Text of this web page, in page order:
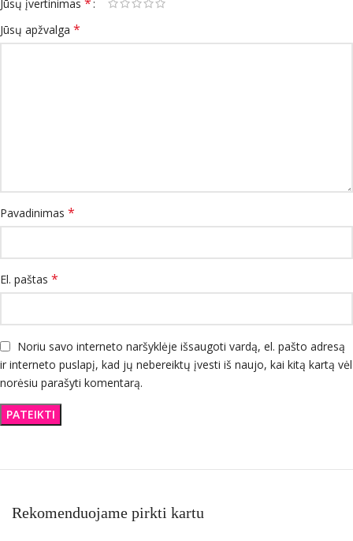
Jūsų įvertinimas
Jūsų apžvalga *
Pavadinimas *
El. paštas *
Noriu savo interneto naršyklėje išsaugoti vardą, el. pašto adresą
ir interneto puslapį, kad jų nebereiktų įvesti iš naujo, kai kitą kartą vėl
norėsiu parašyti komentarą.
Rekomenduojame pirkti kartu